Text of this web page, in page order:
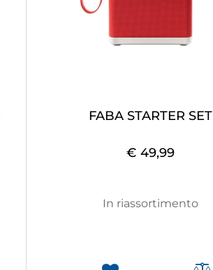
FABA STARTER SET
€ 49,99
In riassortimento